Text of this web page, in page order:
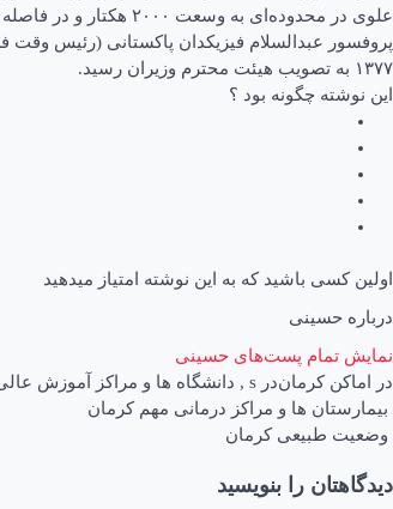
پروفسور عبدالسلام فیزیکدان پاکستانی (رئیس
۱۳۷۷ به تصویب هیئت محترم وزیران رسید.
این نوشته چگونه بود ؟
اولین کسی باشید که به این نوشته امتیاز میدهید
درباره حسینی
نمایش تمام پست‌های حسینی
در
اماکن کرماندر s
, دانشگاه ها و مراکز آموزش
راهبری
نوشته
بیمارستان ها و مراکز درمانی مهم کرمان
وضعیت طبیعی کرمان
دیدگاهتان را بنویسید